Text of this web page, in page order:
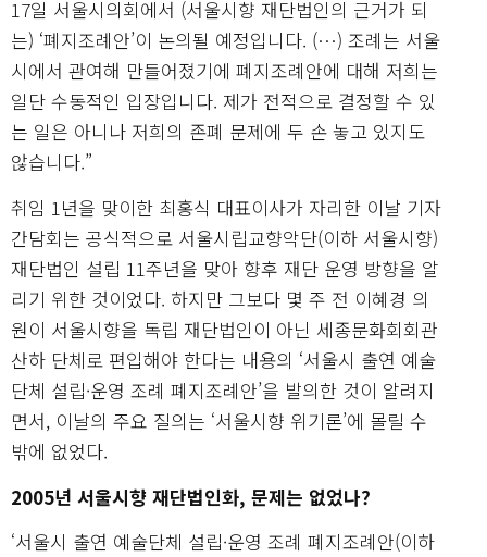
17일 서울시의회에서 (서울시향 재단법인의 근거가 되
는) ‘폐지조례안’이 논의될 예정입니다. (…) 조례는 서울
시에서 관여해 만들어졌기에 폐지조례안에 대해 저희는
일단 수동적인 입장입니다. 제가 전적으로 결정할 수 있
는 일은 아니나 저희의 존폐 문제에 두 손 놓고 있지도
않습니다.”
취임 1년을 맞이한 최홍식 대표이사가 자리한 이날 기자
간담회는 공식적으로 서울시립교향악단(이하 서울시향)
재단법인 설립 11주년을 맞아 향후 재단 운영 방향을 알
리기 위한 것이었다. 하지만 그보다 몇 주 전 이혜경 의
원이 서울시향을 독립 재단법인이 아닌 세종문화회회관
산하 단체로 편입해야 한다는 내용의 ‘서울시 출연 예술
단체 설립·운영 조례 폐지조례안’을 발의한 것이 알려지
면서, 이날의 주요 질의는 ‘서울시향 위기론’에 몰릴 수
밖에 없었다.
2005년 서울시향 재단법인화, 문제는 없었나?
‘서울시 출연 예술단체 설립·운영 조례 폐지조례안(이하